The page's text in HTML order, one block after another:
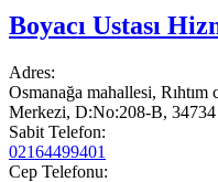
Boyacı Ustası
Adres:
Osmanağa mahallesi,
Merkezi, D:No:208-B, 34734
Sabit Telefon:
02164499401
Cep Telefonu: